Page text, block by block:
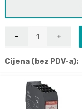
Cijena (bez PDV-a):